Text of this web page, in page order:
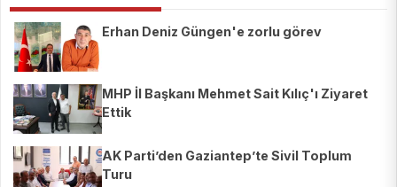
Erhan Deniz Güngen'e zorlu görev
MHP İl Başkanı Mehmet Sait Kılıç'ı Ziyaret
Ettik
AK Parti’den Gaziantep’te Sivil Toplum
Turu